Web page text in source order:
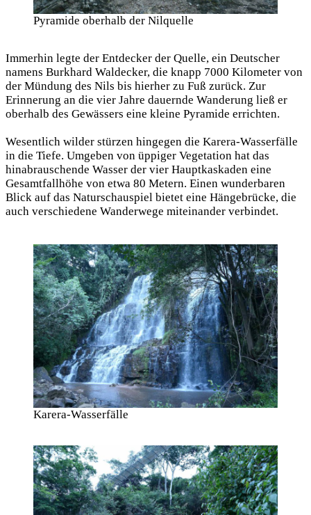
Pyramide oberhalb der Nilquelle
Immerhin legte der Entdecker der Quelle, ein Deutscher
namens Burkhard Waldecker, die knapp 7000 Kilometer von
der Mündung des Nils bis hierher zu Fuß zurück. Zur
Erinnerung an die vier Jahre dauernde Wanderung ließ er
oberhalb des Gewässers eine kleine Pyramide errichten.
Wesentlich wilder stürzen hingegen die Karera-Wasserfälle
in die Tiefe. Umgeben von üppiger Vegetation hat das
hinabrauschende Wasser der vier Hauptkaskaden eine
Gesamtfallhöhe von etwa 80 Metern. Einen wunderbaren
Blick auf das Naturschauspiel bietet eine Hängebrücke, die
auch verschiedene Wanderwege miteinander verbindet.
Karera-Wasserfälle